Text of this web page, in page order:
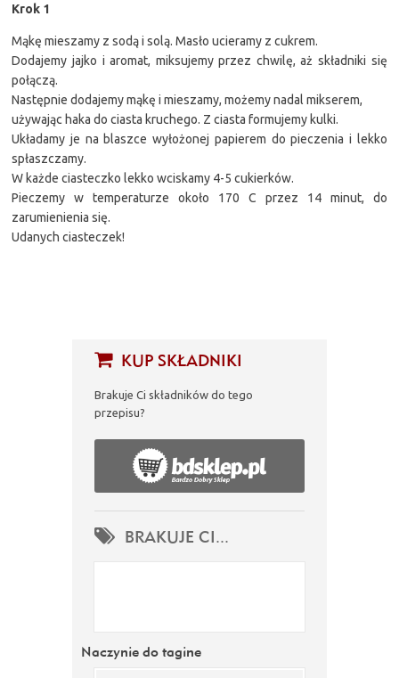
KUP SKŁADNIKI
Brakuje Ci składników do tego
przepisu?
BRAKUJE CI...
Naczynie do tagine
Krok 1
Mąkę mieszamy z sodą i solą. Masło ucieramy z cukrem.
Dodajemy jajko i aromat, miksujemy przez chwilę, aż składniki się
połączą.
Następnie dodajemy mąkę i mieszamy, możemy nadal mikserem,
używając haka do ciasta kruchego. Z ciasta formujemy kulki.
Układamy je na blaszce wyłożonej papierem do pieczenia i lekko
spłaszczamy.
W każde ciasteczko lekko wciskamy 4-5 cukierków.
Pieczemy w temperaturze około 170 C przez 14 minut, do
zarumienienia się.
Udanych ciasteczek!